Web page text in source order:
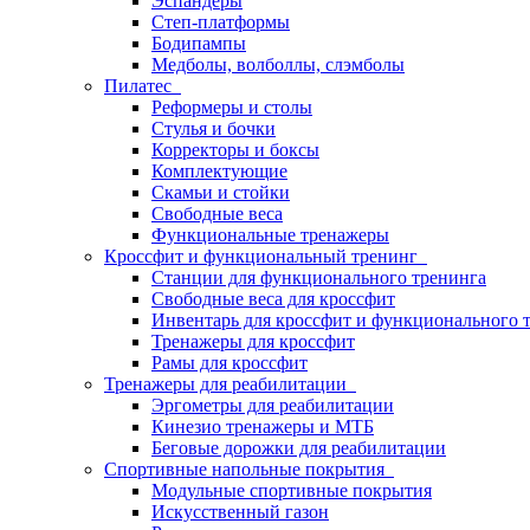
Степ-платформы
Бодипампы
Медболы, волболлы, слэмболы
Пилатес
Реформеры и столы
Стулья и бочки
Корректоры и боксы
Комплектующие
Скамьи и стойки
Свободные веса
Функциональные тренажеры
Кроссфит и функциональный тренинг
Станции для функционального тренинга
Свободные веса для кроссфит
Инвентарь для кроссфит и функционального
Тренажеры для кроссфит
Рамы для кроссфит
Тренажеры для реабилитации
Эргометры для реабилитации
Кинезио тренажеры и МТБ
Беговые дорожки для реабилитации
Спортивные напольные покрытия
Модульные спортивные покрытия
Искусственный газон